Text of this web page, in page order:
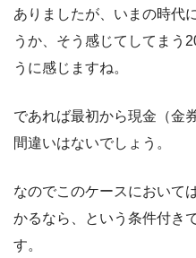
ありましたが、いまの時代
うか、そう感じてしてまう
うに感じますね。
であれば最初から現金（金
間違いはないでしょう。
なのでこのケースにおいて
かるなら、という条件付き
す。